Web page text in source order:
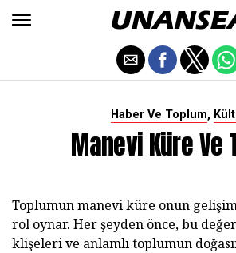
Haber Ve Toplum,
Manevi Küre Ve
Toplumun manevi küre onun
rol oynar. Her şeyden önce, bu
klişeleri ve anlamlı toplumun